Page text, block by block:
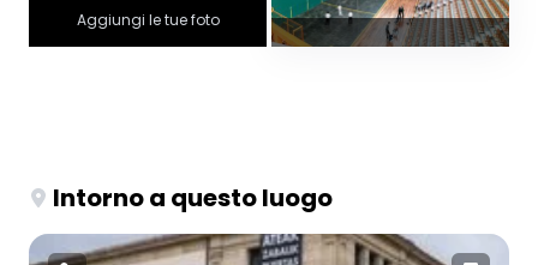
Aggiungi le tue foto
Intorno a questo luogo